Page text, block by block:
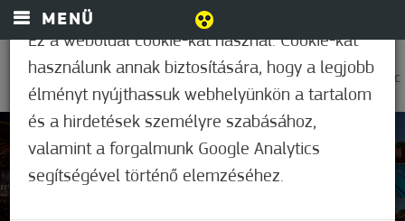
MENÜ
0
22,2°C
Ez a weboldal cookie-kat használ. Cookie-kat
használunk annak biztosítására, hogy a legjobb
élményt nyújthassuk webhelyünkön a tartalom
és a hirdetések személyre szabásához,
valamint a forgalmunk Google Analytics
segítségével történő elemzéséhez.